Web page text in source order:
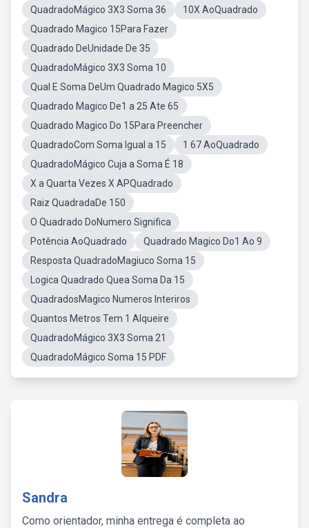
QuadradoMágico 3X3 Soma 36
10X AoQuadrado
Quadrado Magico 15Para Fazer
Quadrado DeUnidade De 35
QuadradoMágico 3X3 Soma 10
Qual E Soma DeUm Quadrado Magico 5X5
Quadrado Magico De1 a 25 Ate 65
Quadrado Magico Do 15Para Preencher
QuadradoCom Soma Igual a 15
1 67 AoQuadrado
QuadradoMágico Cuja a Soma É 18
X a Quarta Vezes X APQuadrado
Raiz QuadradaDe 150
O Quadrado DoNumero Significa
Potência AoQuadrado
Quadrado Magico Do1 Ao 9
Resposta QuadradoMagiuco Soma 15
Logica Quadrado Quea Soma Da 15
QuadradosMagico Numeros Interiros
Quantos Metros Tem 1 Alqueire
QuadradoMágico 3X3 Soma 21
QuadradoMágico Soma 15 PDF
Sandra
Como orientador, minha entrega é completa ao